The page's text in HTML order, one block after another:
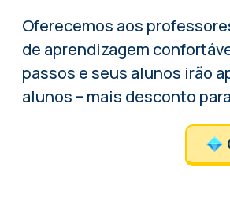
Oferecemos aos
de aprendizagem
passos e seus alunos irão
alunos – mais desconto